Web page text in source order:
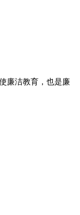
廉洁教育，也是廉